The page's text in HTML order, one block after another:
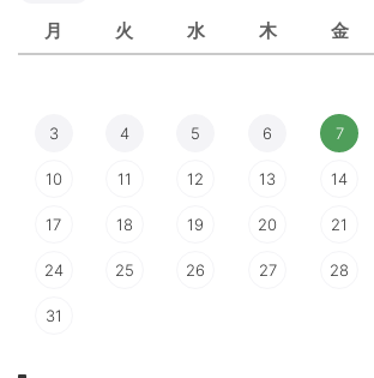
月 火 水 木 金
3 4 5 6 7
10 11 12 13 14
17 18 19 20 21
24 25 26 27 28
31